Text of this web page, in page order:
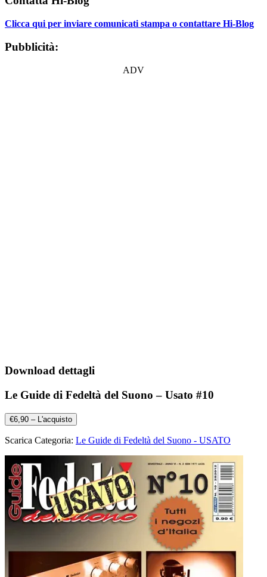
Clicca qui per inviare comunicati stampa o contattare Hi-Blog
Pubblicità:
ADV
Download dettagli
Le Guide di Fedeltà del Suono – Usato #10
€6,90 – L'acquisto
Scarica Categoria: Le Guide di Fedeltà del Suono - USATO